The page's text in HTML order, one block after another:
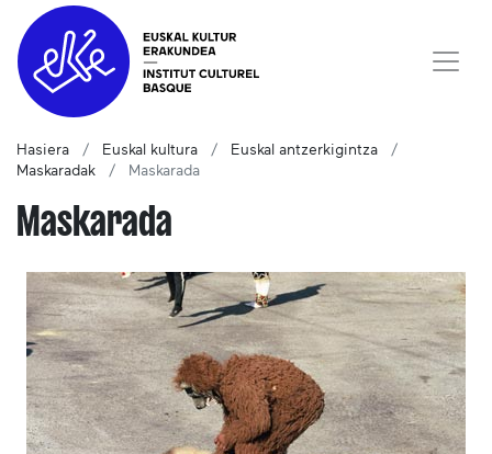
Hasiera Euskal kultura
Euskal antzerkigintza
Maskaradak
Maskarada
Maskarada